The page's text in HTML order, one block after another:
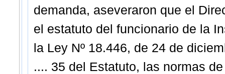
demanda, aseveraron que el
el estatuto del funcionario de la
la Ley Nº 18.446, de 24 de
.... 35 del Estatuto, las normas